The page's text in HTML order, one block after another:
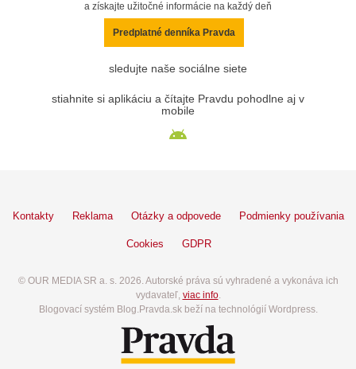
a získajte užitočné informácie na každý deň
Predplatné denníka Pravda
sledujte naše sociálne siete
stiahnite si aplikáciu a čítajte Pravdu pohodlne aj v
mobile
Kontakty Reklama Otázky a odpovede Podmienky používania
Cookies GDPR
© OUR MEDIA SR a. s. 2026. Autorské práva sú vyhradené a vykonáva ich
vydavateľ, viac info.
Blogovací systém Blog.Pravda.sk beží na technológií Wordpress.